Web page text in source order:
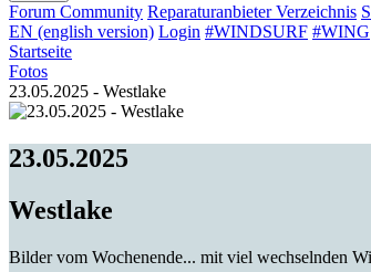
Forum Community ReparaturanbieterVerzeichnis
EN (english version) Login #WINDSURF #WING
Startseite
Fotos
23.05.2025 - Westlake
23.05.2025
Westlake
Bilder vom Wochenende... mit viel wechselnden